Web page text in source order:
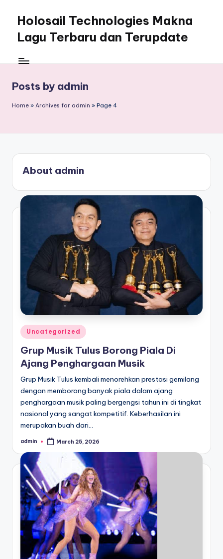
content
Holosail Technologies Makna
Lagu Terbaru dan Terupdate
Posts by admin
Home » Archives for admin » Page 4
About admin
Posted
in
Uncategorized
Grup Musik Tulus Borong Piala Di
Ajang Penghargaan Musik
Grup Musik Tulus kembali menorehkan prestasi gemilang
dengan memborong banyak piala dalam ajang
penghargaan musik paling bergengsi tahun ini di tingkat
nasional yang sangat kompetitif. Keberhasilan ini
merupakan buah dari…
Posted
admin March 25, 2026